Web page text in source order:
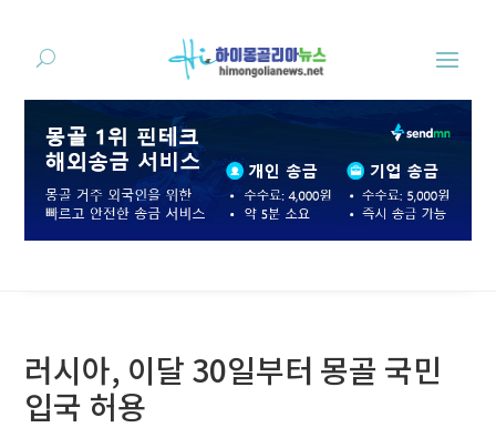
러시아, 이달 30일부터 몽골 국민
입국 허용